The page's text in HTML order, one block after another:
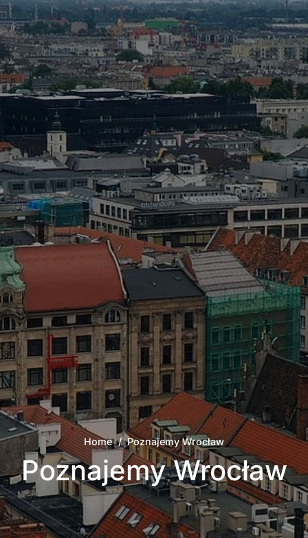
Home / Poznajemy Wrocław
Poznajemy Wrocław